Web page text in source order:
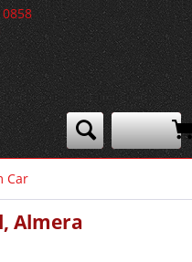
Car
Almera